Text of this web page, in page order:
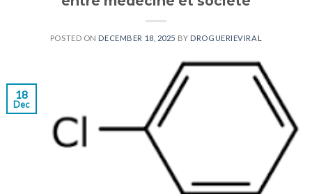
POSTED ON DECEMBER 18, 2025 BY DROGUERIEVIRAL
18
Dec